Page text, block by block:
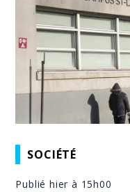
SOCIÉTÉ
Publié hier à 15h00